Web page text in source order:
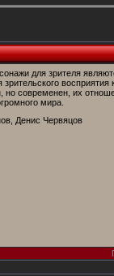
для зрителя
зрительского
современен, их
мира.
Денис Червяцов